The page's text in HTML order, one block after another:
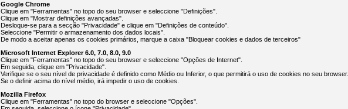
Google Chrome
Clique em "Ferramentas" no topo do seu browser e seleccione "Definições".
Clique em "Mostrar definições avançadas".
Desloque-se para a secção "Privacidade" e clique em "Definições de conteúdo".
Seleccione "Permitir o armazenamento dos dados locais".
De modo a aceitar apenas os cookies primários, marque a caixa "Bloquear cookies e dados de terceiros"
Microsoft Internet Explorer 6.0, 7.0, 8.0, 9.0
Clique em "Ferramentas" no topo do seu browser e seleccione "Opções de Internet".
Em seguida, clique em "Privacidade".
Verifique se o seu nível de privacidade é definido como Médio ou Inferior, o que permitirá o uso de cookies no seu browser.
Se o definir acima do nível médio, irá impedir o uso de cookies.
Mozilla Firefox
Clique em "Ferramentas" no topo do browser e seleccione "Opções".